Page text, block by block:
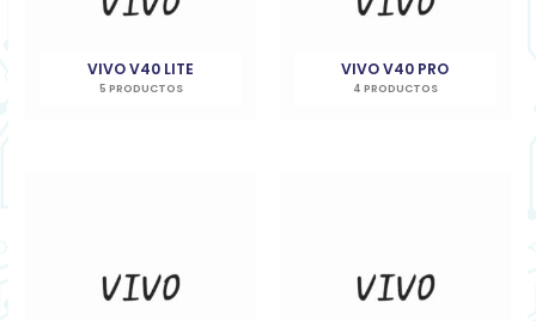
VIVO V40 LITE
5 PRODUCTOS
VIVO V40 PRO
4 PRODUCTOS